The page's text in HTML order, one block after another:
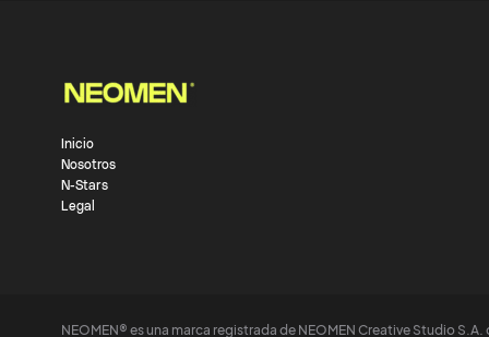
Inicio
Nosotros
N-Stars
Legal
NEOMEN® es una marca registrada de NEOMEN Creative Studio S.A.